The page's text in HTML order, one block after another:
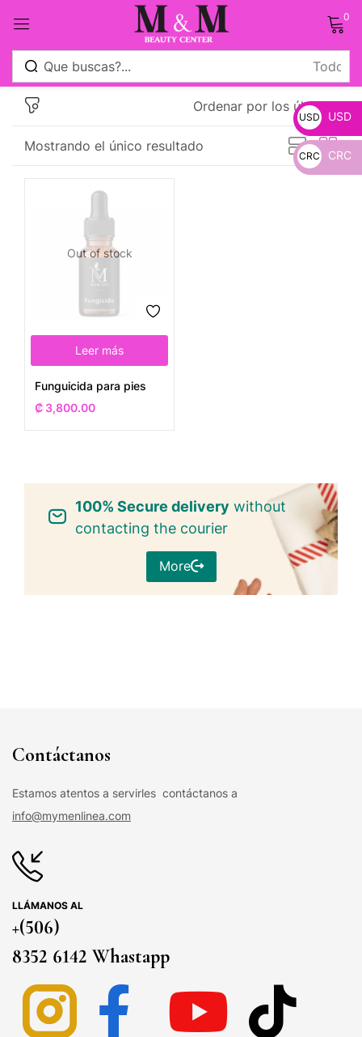
0
Mostrando el único resultado
Ordenar por los últimos
Out of stock
Leer más
Funguicida para pies
₡ 3,800.00
100% Secure delivery without
contacting the courier
More
Contáctanos
Estamos atentos a servirles contáctanos a
info@mymenlinea.com
LLÁMANOS AL
+(506)
8352 6142 Whastapp
USD
_
USD
CRC CRC
Sign in
Remember me